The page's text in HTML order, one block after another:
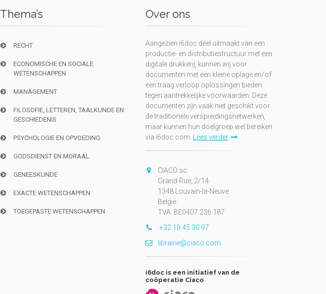
Thema’s
RECHT
ECONOMISCHE EN SOCIALE
WETENSCHAPPEN
MANAGEMENT
FILOSOFIE, LETTEREN, TAALKUNDE EN
GESCHIEDENIS
PSYCHOLOGIE EN OPVOEDING
GODSDIENST EN MORAAL
GENEESKUNDE
EXACTE WETENSCHAPPEN
TOEGEPASTE WETENSCHAPPEN
Over ons
Aangezien i6doc deel uitmaakt van een
productie- en distributiestructuur met een
digitale drukkerij, kunnen wij voor
documenten met een kleine oplage en/of
een traag verloop oplossingen bieden
tegen aantrekkelijke voorwaarden. Deze
documenten zijn vaak niet geschikt voor
de traditionele verspreidingsnetwerken,
maar kunnen hun doelgroep wel bereiken
via i6doc.com. Lees verder
CIACO sc
Grand-Rue, 2/14
1348 Louvain-la-Neuve
België
TVA: BE0407.236.187
+32 10 45 30 97
librairie@ciaco.com
i6doc is een initiatief van de
coöperatie Ciaco